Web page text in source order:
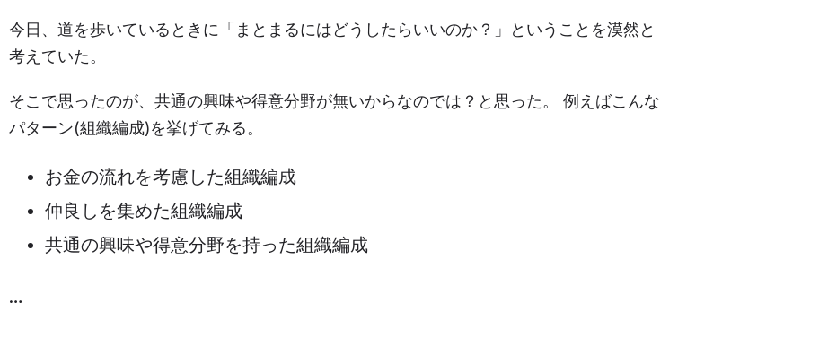
今日、道を歩いているときに「まとまるにはどうしたらいいのか？」ということを漠然と
考えていた。
そこで思ったのが、共通の興味や得意分野が無いからなのでは？と思った。 例えばこんな
パターン(組織編成)を挙げてみる。
お金の流れを考慮した組織編成
仲良しを集めた組織編成
共通の興味や得意分野を持った組織編成
…